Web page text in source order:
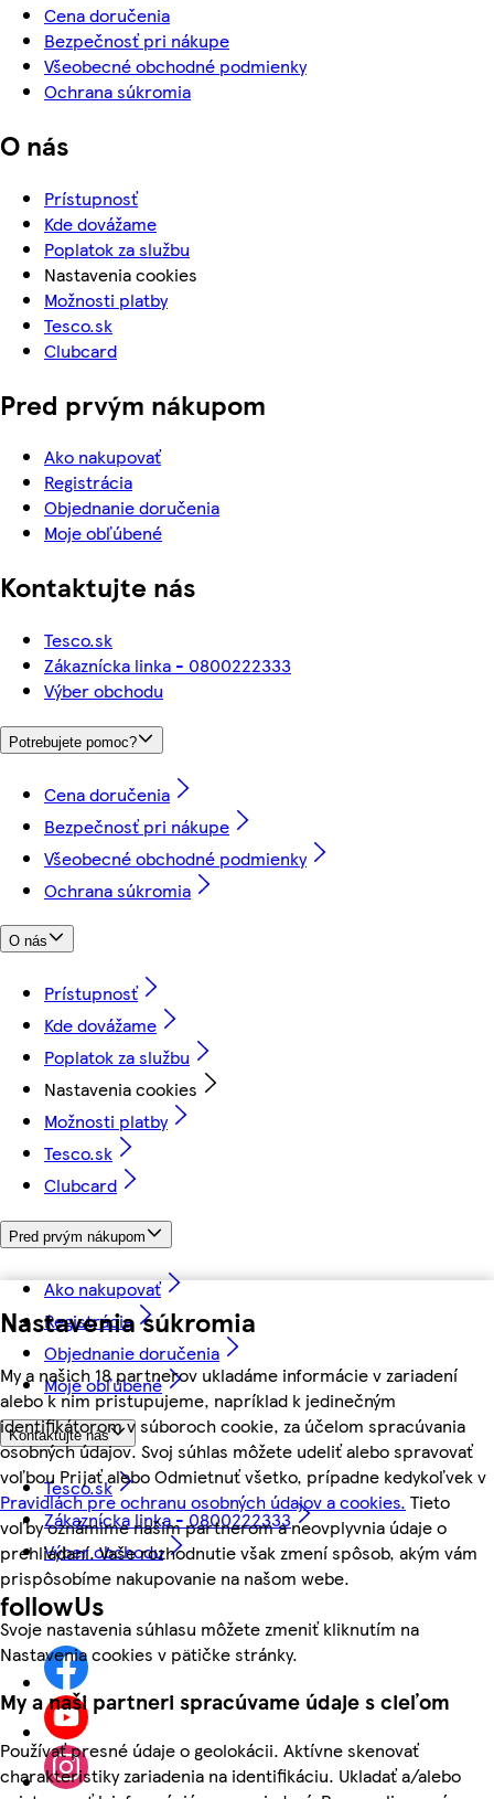
Nastavenia súkromia
My a našich 18 partnerov ukladáme informácie v zariadení
alebo k nim pristupujeme, napríklad k jedinečným
identifikátorom v súboroch cookie, za účelom spracúvania
osobných údajov. Svoj súhlas môžete udeliť alebo spravovať
voľbou Prijať alebo Odmietnuť všetko, prípadne kedykoľvek v
Pravidlách pre ochranu osobných údajov a cookies. Tieto
voľby oznámime našim partnerom a neovplyvnia údaje o
prehliadaní. Vaše rozhodnutie však zmení spôsob, akým vám
prispôsobíme nakupovanie na našom webe.
Svoje nastavenia súhlasu môžete zmeniť kliknutím na
Nastavenia cookies v pätičke stránky.
My a naši partneri spracúvame údaje s cieľom
Používať presné údaje o geolokácii. Aktívne skenovať
charakteristiky zariadenia na identifikáciu. Ukladať a/alebo
Cena doručenia
Bezpečnosť pri nákupe
Všeobecné obchodné podmienky
Ochrana súkromia
O nás
Prístupnosť
Kde dovážame
Poplatok za službu
Nastavenia cookies
Možnosti platby
Tesco.sk
Clubcard
Pred prvým nákupom
Ako nakupovať
Registrácia
Objednanie doručenia
Moje obľúbené
Kontaktujte nás
Tesco.sk
Zákaznícka linka - 0800222333
Výber obchodu
Potrebujete pomoc?
Cena doručenia
Bezpečnosť pri nákupe
Všeobecné obchodné podmienky
Ochrana súkromia
O nás
Prístupnosť
Kde dovážame
Poplatok za službu
Nastavenia cookies
Možnosti platby
Tesco.sk
Clubcard
Pred prvým nákupom
Ako nakupovať
Registrácia
Objednanie doručenia
Moje obľúbené
Kontaktujte nás
Tesco.sk
Zákaznícka linka - 0800222333
Výber obchodu
followUs